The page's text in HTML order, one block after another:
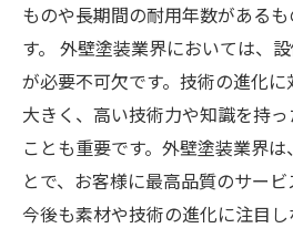
ものや長期間の耐用年数がある
す。 外壁塗装業界においては、
が必要不可欠です。技術の進化
大きく、高い技術力や知識を持
ことも重要です。外壁塗装業界
とで、お客様に最高品質のサービ
今後も素材や技術の進化に注目